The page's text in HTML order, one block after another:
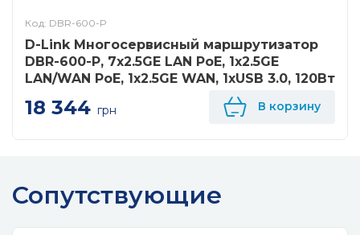
Код: DBR-600-P
D-Link Многосервисный маршрутизатор
DBR-600-P, 7x2.5GE LAN PoE, 1x2.5GE
LAN/WAN PoE, 1x2.5GE WAN, 1xUSB 3.0, 120Вт
18 344 грн В корзину
Сопутствующие